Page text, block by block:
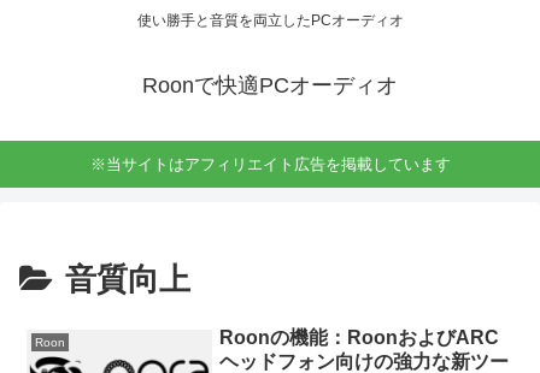
使い勝手と音質を両立したPCオーディオ
Roonで快適PCオーディオ
※当サイトはアフィリエイト広告を掲載しています
音質向上
Roon
Roonの機能：RoonおよびARC
ヘッドフォン向けの強力な新ツー